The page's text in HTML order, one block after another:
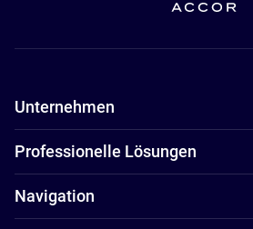
Unternehmen
Professionelle Lösungen
Navigation